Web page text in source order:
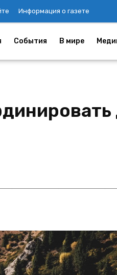
Информация о газете
События В мире